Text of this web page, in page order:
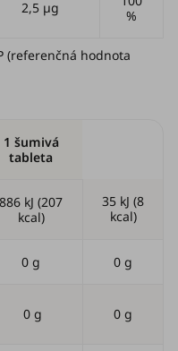
2,5 µg
%
(referenčná hodnota
1 šumivá
tableta
886 kJ (207
kcal)
35 kJ (8
kcal)
0 g 0 g
0 g 0 g